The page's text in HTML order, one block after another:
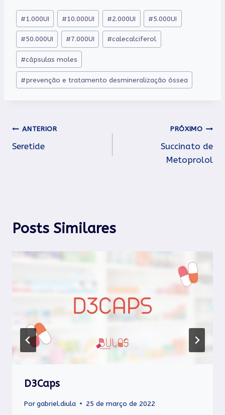
Tags
do
Post:
#1.000UI #10.000UI #2.000UI #5.000UI
#50.000UI #7.000UI #calecalciferol
#cápsulas moles
#prevenção e tratamento desmineralização óssea
Navegação
de
ANTERIOR
Seretide
PRÓXIMO
Succinato de
Metoprolol
Posts Similares
D3Caps
Porgabriel.diula 25 de março de 2022